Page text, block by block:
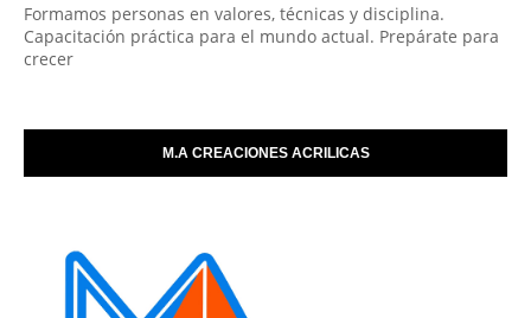
Formamos personas en valores, técnicas y disciplina.
Capacitación práctica para el mundo actual. Prepárate para
crecer
M.A CREACIONES ACRILICAS